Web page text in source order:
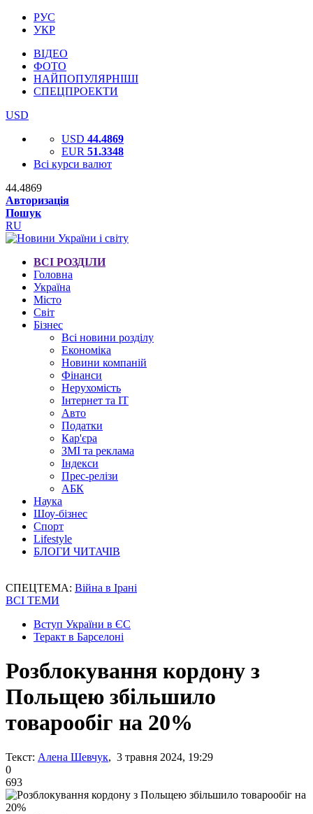
РУС
УКР
ВІДЕО
ФОТО
НАЙПОПУЛЯРНІШІ
СПЕЦПРОЕКТИ
USD
USD 44.4869
EUR 51.3348
Всі курси валют
44.4869
Авторизація
Пошук
RU
ВСІ РОЗДІЛИ
Головна
Україна
Місто
Світ
Бізнес
Всі новини розділу
Економіка
Новини компаній
Фінанси
Нерухомість
Інтернет та IT
Авто
Податки
Кар'єра
ЗМІ та реклама
Індекси
Прес-релізи
АБК
Наука
Шоу-бізнес
Спорт
Lifestyle
БЛОГИ ЧИТАЧІВ
СПЕЦТЕМА: Війна в Ірані
ВСІ ТЕМИ
Вступ України в ЄС
Теракт в Барселоні
Розблокування кордону з
Польщею збільшило
товарообіг на 20%
Текст: Алена Шевчук, 3 травня 2024, 19:29
0
693